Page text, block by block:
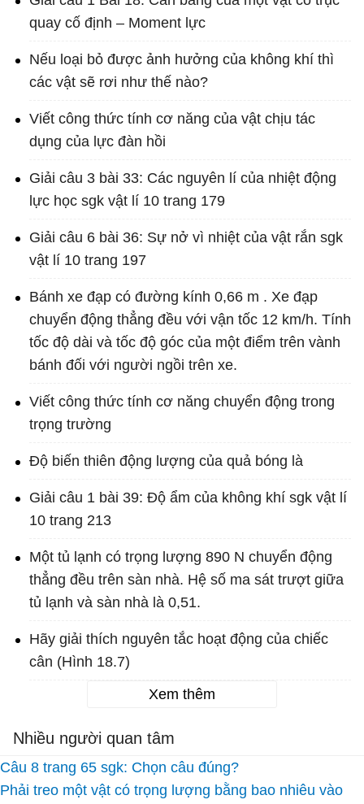
quay cố định – Moment lực
Nếu loại bỏ được ảnh hưởng của không khí thì
các vật sẽ rơi như thế nào?
Viết công thức tính cơ năng của vật chịu tác
dụng của lực đàn hồi
Giải câu 3 bài 33: Các nguyên lí của nhiệt động
lực học sgk vật lí 10 trang 179
Giải câu 6 bài 36: Sự nở vì nhiệt của vật rắn sgk
vật lí 10 trang 197
Bánh xe đạp có đường kính 0,66 m . Xe đạp
chuyển động thẳng đều với vận tốc 12 km/h. Tính
tốc độ dài và tốc độ góc của một điểm trên vành
bánh đối với người ngồi trên xe.
Viết công thức tính cơ năng chuyển động trong
trọng trường
Độ biến thiên động lượng của quả bóng là
Giải câu 1 bài 39: Độ ẩm của không khí sgk vật lí
10 trang 213
Một tủ lạnh có trọng lượng 890 N chuyển động
thẳng đều trên sàn nhà. Hệ số ma sát trượt giữa
tủ lạnh và sàn nhà là 0,51.
Hãy giải thích nguyên tắc hoạt động của chiếc
cân (Hình 18.7)
Xem thêm
Nhiều người quan tâm
Câu 8 trang 65 sgk: Chọn câu đúng?
Phải treo một vật có trọng lượng bằng bao nhiêu vào